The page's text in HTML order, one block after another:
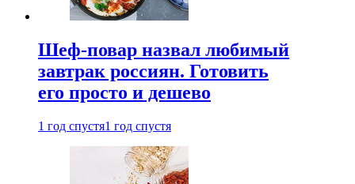
Шеф-повар назвал любимый
завтрак россиян. Готовить
его просто и дешево
1 год спустя1 год спустя